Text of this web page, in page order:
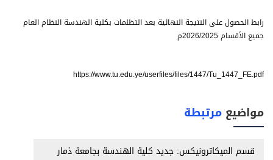
رابط الحصول على النتيجة النهائية بعد التظلمات بكلية الهندسة النظام العام
جميع الأقسام 2026/2025م
https://www.tu.edu.ye/userfiles/files/1447/Tu_1447_FE.pdf
مواضيع مرتبطة
قسم الميكاترونيكس: جديد كلية الهندسة بجامعة ذمار